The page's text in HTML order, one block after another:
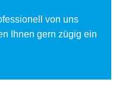
von uns
Ihnen gern zügig ein